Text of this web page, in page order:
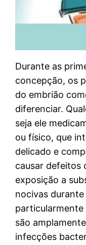
Durante as
concepção, os
do embrião
diferenciar.
seja ele
ou físico, que
delicado e
causar defeitos
exposição a
nocivas
são
infecções